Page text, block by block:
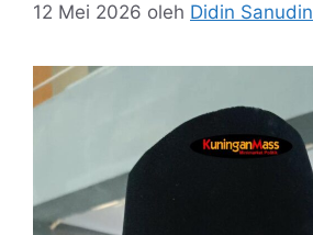
12 Mei 2026 oleh Didin Sanudin